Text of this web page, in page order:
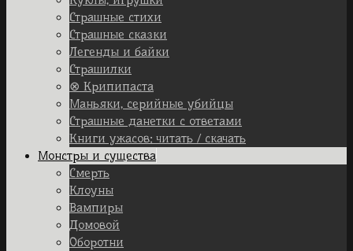
Страшные стихи
Страшные сказки
Легенды и байки
Страшилки
⊗ Крипипаста
Маньяки, серийные убийцы
Страшные данетки с ответами
Книги ужасов: читать / скачать
Монстры и существа
Смерть
Клоуны
Вампиры
Домовой
Оборотни